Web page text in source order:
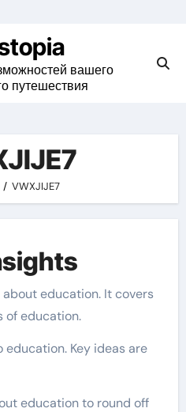
вашего
путешествия
VWXJIJE7
education. It covers
of education.
Key ideas are
education to round off